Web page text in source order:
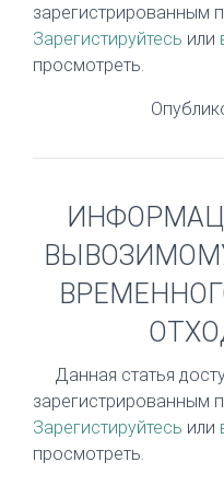
зарегистрированным
Зарегистируйтесь или
просмотреть.
Данная статья
зарегистрированным
Зарегистируйтесь или
просмотреть.